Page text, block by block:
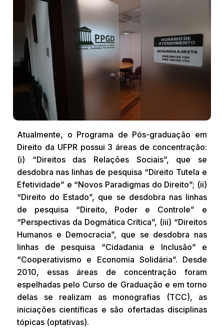
Atualmente, o Programa de Pós-graduação em
Direito da UFPR possui 3 áreas de concentração:
(i) “Direitos das Relações Sociais”, que se
desdobra nas linhas de pesquisa “Direito Tutela e
Efetividade” e “Novos Paradigmas do Direito”; (ii)
“Direito do Estado”, que se desdobra nas linhas
de pesquisa “Direito, Poder e Controle” e
“Perspectivas da Dogmática Crítica”, (iii) “Direitos
Humanos e Democracia”, que se desdobra nas
linhas de pesquisa “Cidadania e Inclusão” e
“Cooperativismo e Economia Solidária”. Desde
2010, essas áreas de concentração foram
espelhadas pelo Curso de Graduação e em torno
delas se realizam as monografias (TCC), as
iniciações científicas e são ofertadas disciplinas
tópicas (optativas).